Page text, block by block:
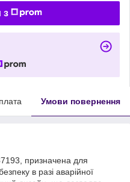
з
Умови повернення
призначена для
в разі аварійної